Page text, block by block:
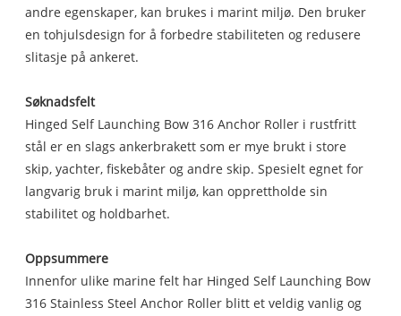
andre egenskaper, kan brukes i marint miljø. Den bruker
en tohjulsdesign for å forbedre stabiliteten og redusere
slitasje på ankeret.
Søknadsfelt
Hinged Self Launching Bow 316 Anchor Roller i rustfritt
stål er en slags ankerbrakett som er mye brukt i store
skip, yachter, fiskebåter og andre skip. Spesielt egnet for
langvarig bruk i marint miljø, kan opprettholde sin
stabilitet og holdbarhet.
Oppsummere
Innenfor ulike marine felt har Hinged Self Launching Bow
316 Stainless Steel Anchor Roller blitt et veldig vanlig og